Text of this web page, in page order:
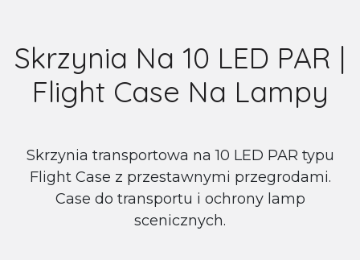
Skrzynia Na 10 LED PAR |
Flight Case Na Lampy
Skrzynia transportowa na 10 LED PAR typu
Flight Case z przestawnymi przegrodami.
Case do transportu i ochrony lamp
scenicznych.